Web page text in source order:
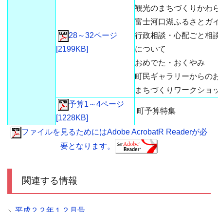
28～32ページ
[2199KB]
観光のまちづくりかわ
富士河口湖ふるさとガ
行政相談・心配ごと相
について
おめでた・おくやみ
町民ギャラリーからの
まちづくりワークショ
予算1～4ページ
[1228KB]
町予算特集
ファイルを見るためにはAdobe AcrobatR Readerが必
要となります。
関連する情報
平成２２年１２月号